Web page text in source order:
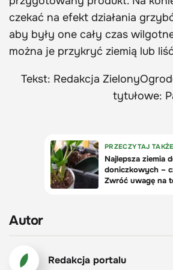
czekać na efekt działania
aby były one cały czas
można je przykryć ziemią lub
Tekst: Redakcja
tytułowe:
Autor
Redakcja portalu